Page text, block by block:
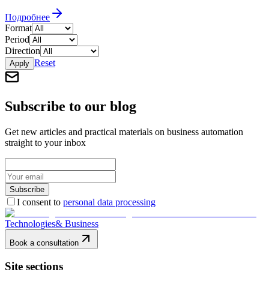
Подробнее
Format
Period
Direction
Apply Reset
Subscribe to our blog
Get new articles and practical materials on business automation
straight to your inbox
Subscribe
I consent to personal data processing
Technologies& Business
Book a consultation
Site sections